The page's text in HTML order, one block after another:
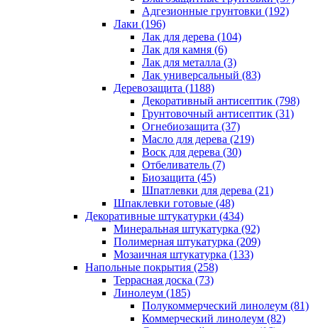
Адгезионные грунтовки (192)
Лаки (196)
Лак для дерева (104)
Лак для камня (6)
Лак для металла (3)
Лак универсальный (83)
Деревозащита (1188)
Декоративный антисептик (798)
Грунтовочный антисептик (31)
Огнебиозащита (37)
Масло для дерева (219)
Воск для дерева (30)
Отбеливатель (7)
Биозащита (45)
Шпатлевки для дерева (21)
Шпаклевки готовые (48)
Декоративные штукатурки (434)
Минеральная штукатурка (92)
Полимерная штукатурка (209)
Мозаичная штукатурка (133)
Напольные покрытия (258)
Террасная доска (73)
Линолеум (185)
Полукоммерческий линолеум (81)
Коммерческий линолеум (82)